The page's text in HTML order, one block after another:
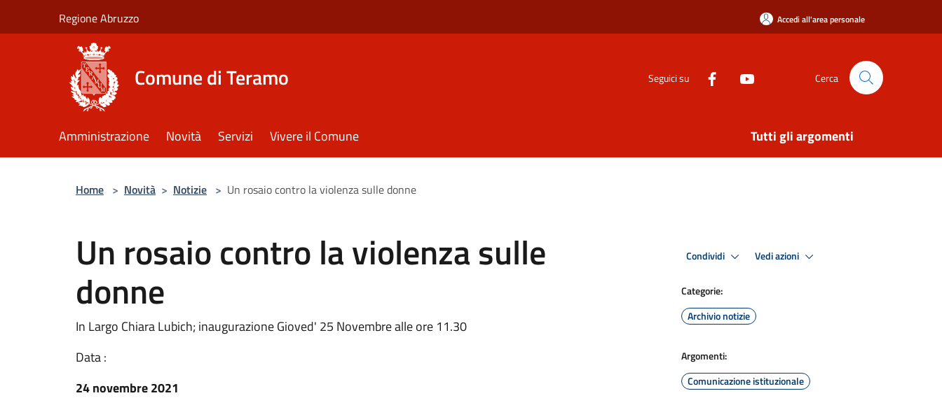
Regione Abruzzo Accedi all'area personale
Comune di Teramo Seguici su Cerca
Amministrazione Novità Servizi Vivere il Comune Tutti gli argomenti
Home > Novità > Notizie > Un rosaio contro la violenza sulle donne
Un rosaio contro la violenza sulle
donne
In Largo Chiara Lubich; inaugurazione Gioved' 25 Novembre alle ore 11.30
Data :
24 novembre 2021
Condividi Vedi azioni
Categorie:
Archivio notizie
Argomenti:
Comunicazione istituzionale